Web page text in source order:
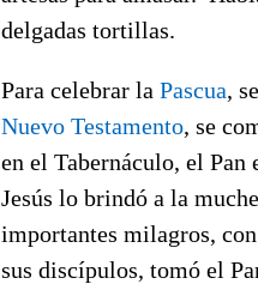
delgadas tortillas.
Para celebrar la Pascua,
Nuevo Testamento, se
en el Tabernáculo, el
Jesús lo brindó a la
importantes milagros,
sus discípulos, tomó el